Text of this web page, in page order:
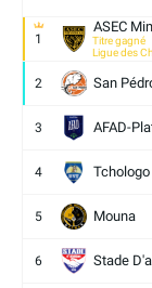
1
ASEC
Titre gagné
Ligue des
2 San
3 AFAD-
4 Tchologo
5 Mouna
6 Stade